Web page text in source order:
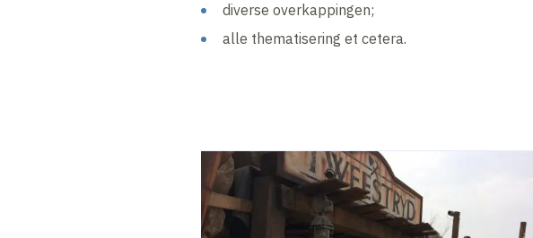
diverse overkappingen;
alle thematisering et cetera.